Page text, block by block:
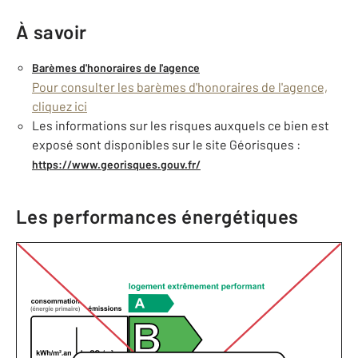
À savoir
Barèmes d'honoraires de l'agence
Pour consulter les barèmes d'honoraires de l'agence,
cliquez ici
Les informations sur les risques auxquels ce bien est
exposé sont disponibles sur le site Géorisques :
https://www.georisques.gouv.fr/
Les performances énergétiques